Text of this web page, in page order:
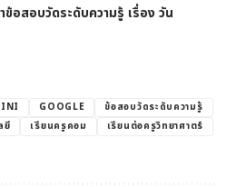
อสอบวัดระดับความรู้ เรื่อง วัน
GOOGLE
ข้อสอบวัดระดับความรู้
ยี เรียนครูคอม
เรียนต่อครูวิทยาศาตร์